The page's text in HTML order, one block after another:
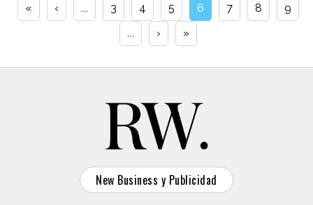
« ‹ ... 3 4 5 6 7 8
9
...
› »
New Business y Publicidad